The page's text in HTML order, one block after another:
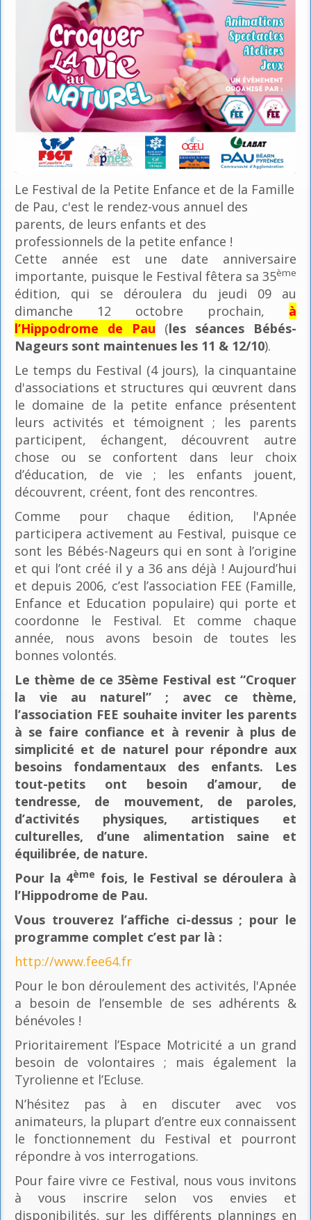
Le Festival de la Petite Enfance et de la Famille
de Pau, c'est le rendez-vous annuel des
parents, de leurs enfants et des
professionnels de la petite enfance !
Cette année est une date anniversaire
importante, puisque le Festival fêtera sa 35ème
édition, qui se déroulera du jeudi 09 au
dimanche 12 octobre prochain, à
l’Hippodrome de Pau (les séances Bébés-
Nageurs sont maintenues les 11 & 12/10).
Le temps du Festival (4 jours), la cinquantaine
d'associations et structures qui œuvrent dans
le domaine de la petite enfance présentent
leurs activités et témoignent ; les parents
participent, échangent, découvrent autre
chose ou se confortent dans leur choix
d’éducation, de vie ; les enfants jouent,
découvrent, créent, font des rencontres.
Comme pour chaque édition, l'Apnée
participera activement au Festival, puisque ce
sont les Bébés-Nageurs qui en sont à l’origine
et qui l’ont créé il y a 36 ans déjà ! Aujourd’hui
et depuis 2006, c’est l’association FEE (Famille,
Enfance et Education populaire) qui porte et
coordonne le Festival. Et comme chaque
année, nous avons besoin de toutes les
bonnes volontés.
Le thème de ce 35ème Festival est “Croquer
la vie au naturel” ; avec ce thème,
l’association FEE souhaite inviter les parents
à se faire confiance et à revenir à plus de
simplicité et de naturel pour répondre aux
besoins fondamentaux des enfants. Les
tout-petits ont besoin d’amour, de
tendresse, de mouvement, de paroles,
d’activités physiques, artistiques et
culturelles, d’une alimentation saine et
équilibrée, de nature.
Pour la 4ème fois, le Festival se déroulera à
l’Hippodrome de Pau.
Vous trouverez l’affiche ci-dessus ; pour le
programme complet c’est par là :
http://www.fee64.fr
Pour le bon déroulement des activités, l'Apnée
a besoin de l’ensemble de ses adhérents &
bénévoles !
Prioritairement l’Espace Motricité a un grand
besoin de volontaires ; mais également la
Tyrolienne et l’Ecluse.
N’hésitez pas à en discuter avec vos
animateurs, la plupart d’entre eux connaissent
le fonctionnement du Festival et pourront
répondre à vos interrogations.
Pour faire vivre ce Festival, nous vous invitons
à vous inscrire selon vos envies et
disponibilités, sur les différents plannings en